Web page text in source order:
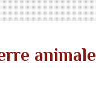
animale